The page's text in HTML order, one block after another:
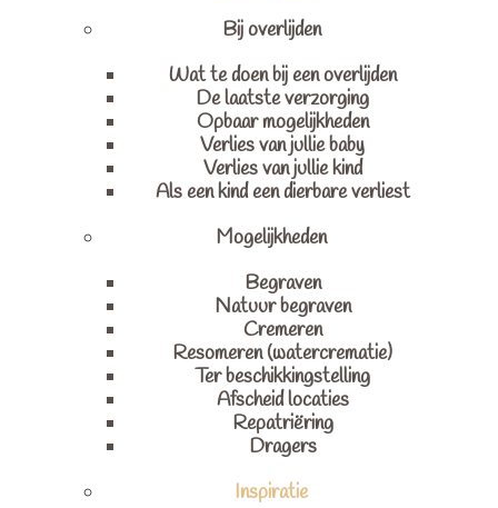
Bij overlijden
Wat te doen bij een overlijden
De laatste verzorging
Opbaar mogelijkheden
Verlies van jullie baby
Verlies van jullie kind
Als een kind een dierbare verliest
Mogelijkheden
Begraven
Natuur begraven
Cremeren
Resomeren (watercrematie)
Ter beschikkingstelling
Afscheid locaties
Repatriëring
Dragers
Inspiratie